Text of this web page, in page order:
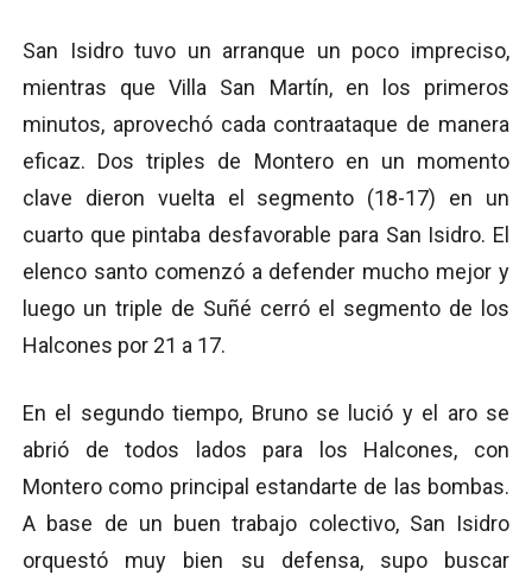
San Isidro tuvo un arranque un poco impreciso,
mientras que Villa San Martín, en los primeros
minutos, aprovechó cada contraataque de manera
eficaz. Dos triples de Montero en un momento
clave dieron vuelta el segmento (18-17) en un
cuarto que pintaba desfavorable para San Isidro. El
elenco santo comenzó a defender mucho mejor y
luego un triple de Suñé cerró el segmento de los
Halcones por 21 a 17.
En el segundo tiempo, Bruno se lució y el aro se
abrió de todos lados para los Halcones, con
Montero como principal estandarte de las bombas.
A base de un buen trabajo colectivo, San Isidro
orquestó muy bien su defensa, supo buscar